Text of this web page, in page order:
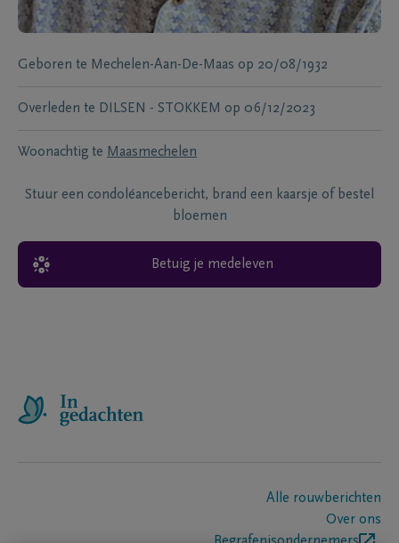
Geboren te Mechelen-Aan-De-Maas op 20/08/1932
Overleden te DILSEN - STOKKEM op 06/12/2023
Woonachtig te Maasmechelen
Stuur een condoléancebericht, brand een kaarsje of bestel
bloemen
Betuig je medeleven
Alle rouwberichten
Over ons